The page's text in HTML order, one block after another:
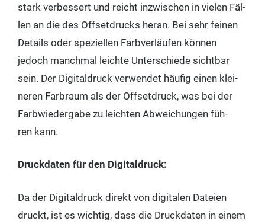
stark ver­bes­sert und reicht inzwi­schen in vie­len Fäl­
len an die des Off­set­drucks her­an. Bei sehr fei­nen
Details oder spe­zi­el­len Farb­ver­läu­fen kön­nen
jedoch manch­mal leich­te Unter­schie­de sicht­bar
sein. Der Digi­tal­druck ver­wen­det häu­fig einen klei­
ne­ren Farb­raum als der Off­set­druck, was bei der
Farb­wie­der­ga­be zu leich­ten Abwei­chun­gen füh­
ren kann.
Druck­da­ten für den Digitaldruck:
Da der Digi­tal­druck direkt von digi­ta­len Datei­en
druckt, ist es wich­tig, dass die Druck­da­ten in einem